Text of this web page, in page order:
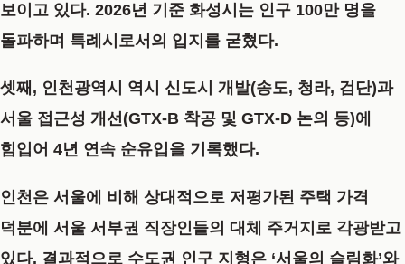
보이고 있다. 2026년 기준 화성시는 인구 100만 명을
돌파하며 특례시로서의 입지를 굳혔다.
셋째, 인천광역시 역시 신도시 개발(송도, 청라, 검단)과
서울 접근성 개선(GTX-B 착공 및 GTX-D 논의 등)에
힘입어 4년 연속 순유입을 기록했다.
인천은 서울에 비해 상대적으로 저평가된 주택 가격
덕분에 서울 서부권 직장인들의 대체 주거지로 각광받고
있다. 결과적으로 수도권 인구 지형은 ‘서울의 슬림화’와